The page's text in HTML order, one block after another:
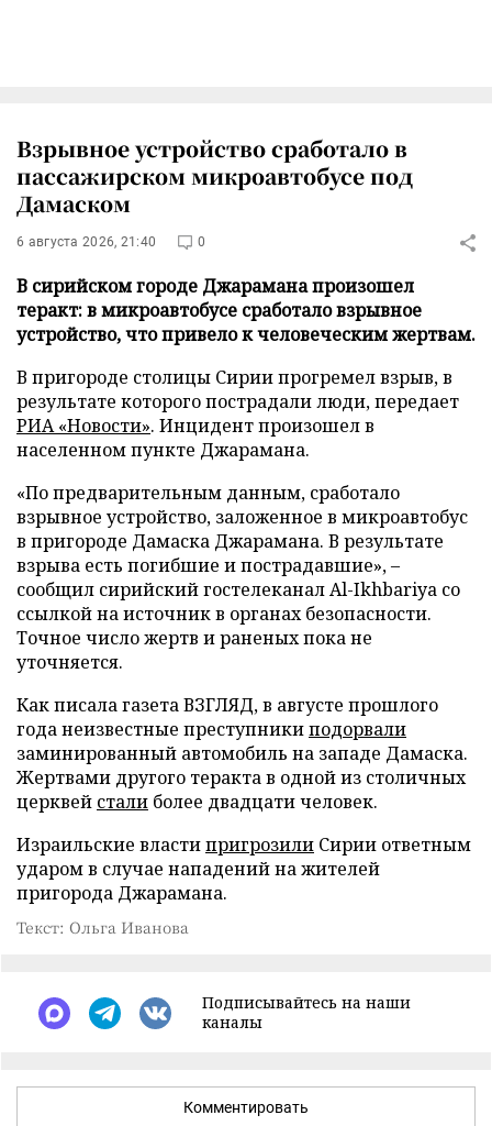
Взрывное устройство сработало в
пассажирском микроавтобусе под
Дамаском
6 августа 2026, 21:40 0
В сирийском городе Джарамана произошел
теракт: в микроавтобусе сработало взрывное
устройство, что привело к человеческим жертвам.
В пригороде столицы Сирии прогремел взрыв, в
результате которого пострадали люди, передает
РИА «Новости». Инцидент произошел в
населенном пункте Джарамана.
«По предварительным данным, сработало
взрывное устройство, заложенное в микроавтобус
в пригороде Дамаска Джарамана. В результате
взрыва есть погибшие и пострадавшие», –
сообщил сирийский гостелеканал Al-Ikhbariya со
ссылкой на источник в органах безопасности.
Точное число жертв и раненых пока не
уточняется.
Как писала газета ВЗГЛЯД, в августе прошлого
года неизвестные преступникиподорвали
заминированный автомобиль на западе Дамаска.
Жертвами другого теракта в одной из столичных
церквей стали более двадцати человек.
Израильские властипригрозили Сирии ответным
ударом в случае нападений на жителей
пригорода Джарамана.
Текст: Ольга Иванова
Подписывайтесь на наши
каналы
Комментировать